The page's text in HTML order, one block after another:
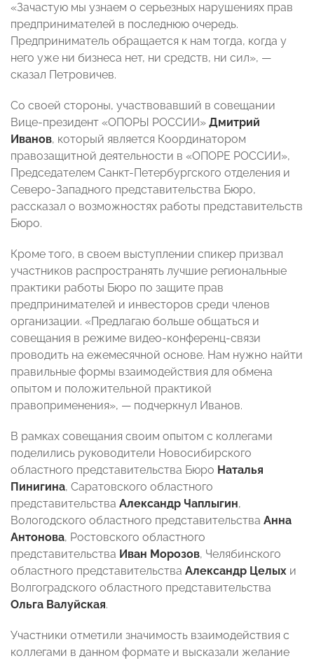
«Зачастую мы узнаем о серьезных нарушениях прав
предпринимателей в последнюю очередь.
Предприниматель обращается к нам тогда, когда у
него уже ни бизнеса нет, ни средств, ни сил», —
сказал Петровичев.
Со своей стороны, участвовавший в совещании
Вице-президент «ОПОРЫ РОССИИ» Дмитрий
Иванов, который является Координатором
правозащитной деятельности в «ОПОРЕ РОССИИ»,
Председателем Санкт-Петербургского отделения и
Северо-Западного представительства Бюро,
рассказал о возможностях работы представительств
Бюро.
Кроме того, в своем выступлении спикер призвал
участников распространять лучшие региональные
практики работы Бюро по защите прав
предпринимателей и инвесторов среди членов
организации. «Предлагаю больше общаться и
совещания в режиме видео-конференц-связи
проводить на ежемесячной основе. Нам нужно найти
правильные формы взаимодействия для обмена
опытом и положительной практикой
правоприменения», — подчеркнул Иванов.
В рамках совещания своим опытом с коллегами
поделились руководители Новосибирского
областного представительства Бюро Наталья
Пинигина, Саратовского областного
представительства Александр Чаплыгин,
Вологодского областного представительства Анна
Антонова, Ростовского областного
представительства Иван Морозов, Челябинского
областного представительства Александр Целых и
Волгоградского областного представительства
Ольга Валуйская.
Участники отметили значимость взаимодействия с
коллегами в данном формате и высказали желание